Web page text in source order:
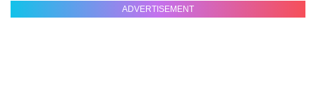
ADVERTISEMENT